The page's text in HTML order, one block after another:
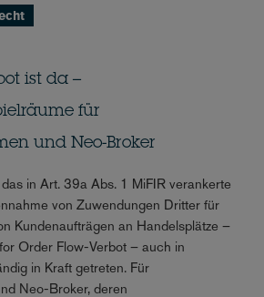
ist da –
für
und Neo-Broker
in Art. 39a Abs. 1 MiFIR verankerte
von Zuwendungen Dritter für
Kundenaufträgen an Handelsplätze –
Order Flow-Verbot – auch in
in Kraft getreten. Für
Neo-Broker, deren